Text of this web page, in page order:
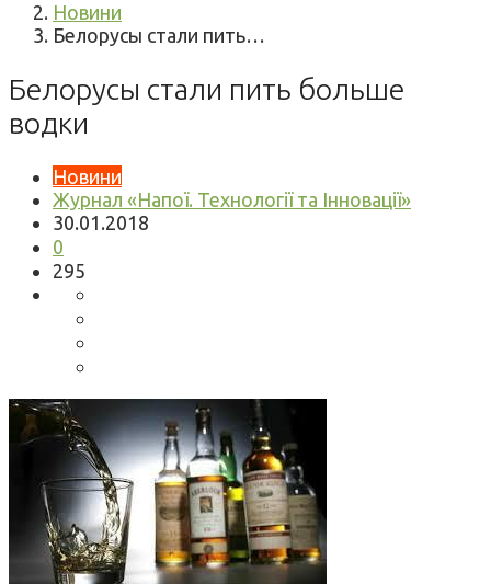
Новини
Белорусы стали пить…
Белорусы стали пить больше
водки
Новини
Журнал «Напої. Технології та Інновації»
30.01.2018
0
295